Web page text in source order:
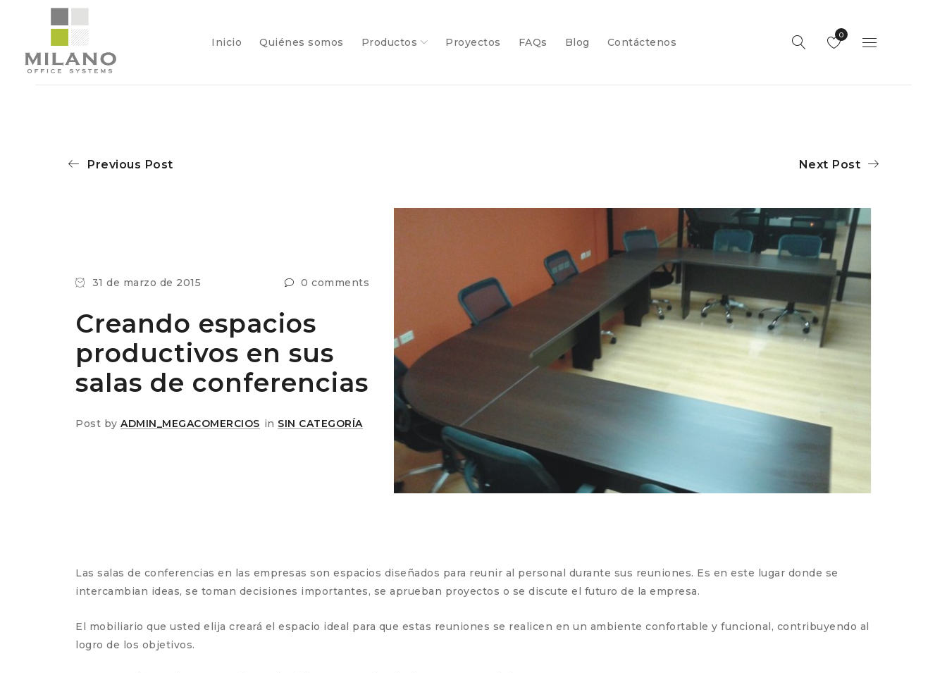
Inicio Quiénes somos Productos Proyectos FAQs Blog Contáctenos
0
Previous Post Next Post
31 de marzo de 2015 0 comments
Creando espacios
productivos en sus
salas de conferencias
Post by ADMIN_MEGACOMERCIOS in SIN CATEGORÍA
Las salas de conferencias en las empresas son espacios diseñados para reunir al personal durante sus reuniones. Es en este lugar donde se
intercambian ideas, se toman decisiones importantes, se aprueban proyectos o se discute el futuro de la empresa.
El mobiliario que usted elija creará el espacio ideal para que estas reuniones se realicen en un ambiente confortable y funcional, contribuyendo al
logro de los objetivos.